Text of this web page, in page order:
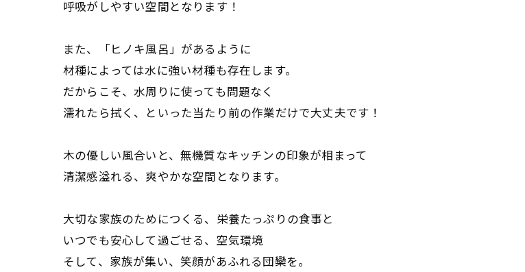
呼吸がしやすい空間となります！
また、「ヒノキ風呂」があるように
材種によっては水に強い材種も存在します。
だからこそ、水周りに使っても問題なく
濡れたら拭く、といった当たり前の作業だけで大丈夫です！
木の優しい風合いと、無機質なキッチンの印象が相まって
清潔感溢れる、爽やかな空間となります。
大切な家族のためにつくる、栄養たっぷりの食事と
いつでも安心して過ごせる、空気環境
そして、家族が集い、笑顔があふれる団欒を。